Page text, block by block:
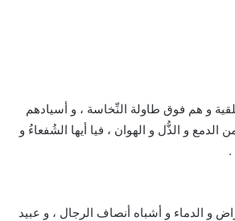
و هم فوق طاولة النِّخاسة ، و أسيادهم
و الذُّل و الهوان ، فيا أيها الشُفعاءُ و
.
و الدماء و أشباه أنصاف الرجال ، و عبيد